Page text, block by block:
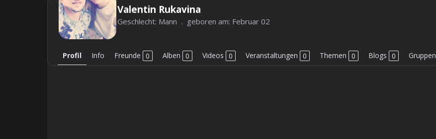
Valentin Rukavina
Geschlecht: Mann geboren am: Februar 02
Profil Info Freunde 0 Alben 0 Videos 0 Veranstaltungen 0 Themen 0 Blogs 0 Gruppen